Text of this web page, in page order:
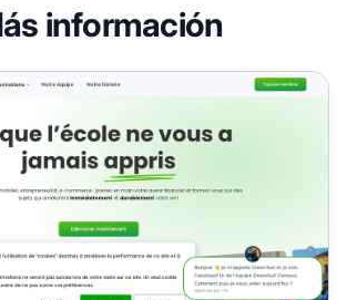
información
Enfin Rentable